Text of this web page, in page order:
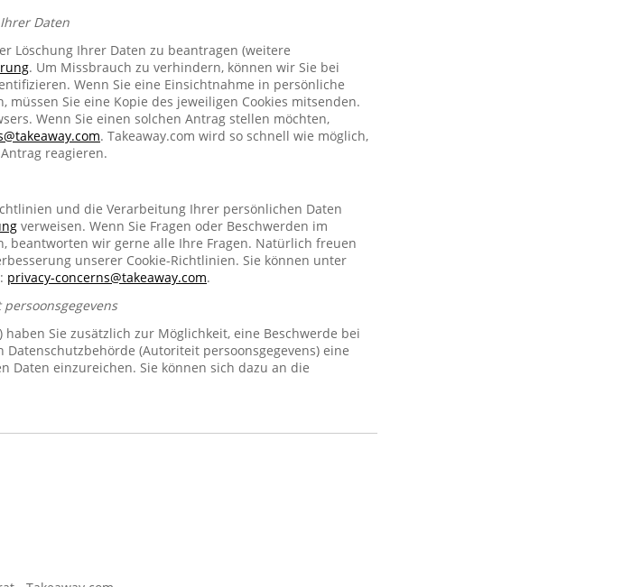
Daten
Löschung Ihrer Daten zu beantragen (weitere
. Um Missbrauch zu verhindern, können wir Sie bei
Wenn Sie eine Einsichtnahme in persönliche
Sie eine Kopie des jeweiligen Cookies mitsenden.
Wenn Sie einen solchen Antrag stellen möchten,
. Takeaway.com wird so schnell wie möglich,
reagieren.
und die Verarbeitung Ihrer persönlichen Daten
verweisen. Wenn Sie Fragen oder Beschwerden im
beantworten wir gerne alle Ihre Fragen. Natürlich freuen
unserer Cookie-Richtlinien. Sie können unter
privacy-concerns@takeaway.com.
Sie zusätzlich zur Möglichkeit, eine Beschwerde bei
(Autoriteit persoonsgegevens) eine
Daten einzureichen. Sie können sich dazu an die